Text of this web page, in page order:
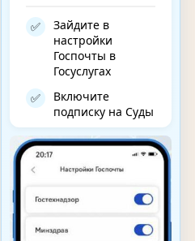
✅
Зайдите в
настройки
Госпочты в
Госуслугах
✅
Включите
подписку на Суды